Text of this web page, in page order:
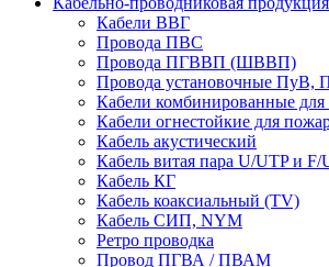
Кабели ВВГ
Провода ПВС
Провода ПГВВП (ШВВП)
Провода установочные
Кабели комбинированные
Кабели огнестойкие для
Кабель акустический
Кабель витая пара U/UTP и F/
Кабель КГ
Кабель коаксиальный (TV)
Кабель СИП, NYM
Ретро проводка
Провод ПГВА / ПВАМ